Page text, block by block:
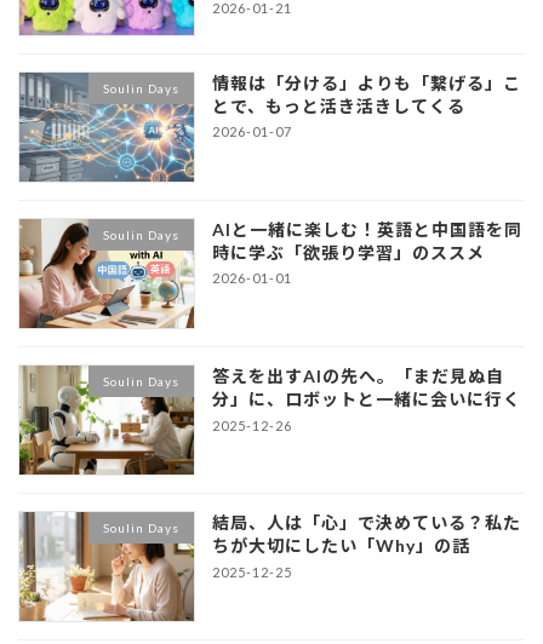
2026-01-21
Soulin Days
情報は「分ける」よりも「繋げる」こ
とで、もっと活き活きしてくる
2026-01-07
Soulin Days
AIと一緒に楽しむ！英語と中国語を同
時に学ぶ「欲張り学習」のススメ
2026-01-01
Soulin Days
答えを出すAIの先へ。「まだ見ぬ自
分」に、ロボットと一緒に会いに行く
2025-12-26
Soulin Days
結局、人は「心」で決めている？私た
ちが大切にしたい「Why」の話
2025-12-25